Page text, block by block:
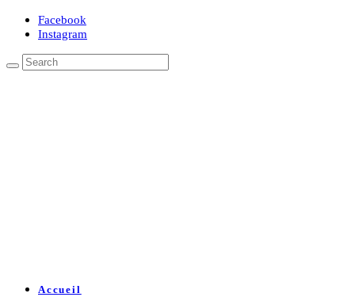
Facebook
Instagram
Accueil